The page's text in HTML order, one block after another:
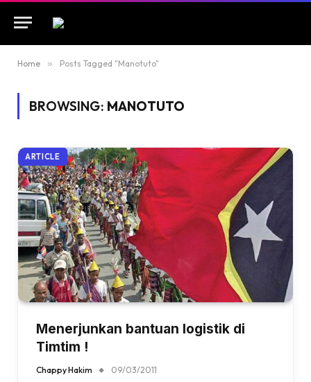
Home » Posts Tagged "Manotuto"
BROWSING: MANOTUTO
ARTICLE
Menerjunkan bantuan logistik di
Timtim !
Chappy Hakim 09/03/2011